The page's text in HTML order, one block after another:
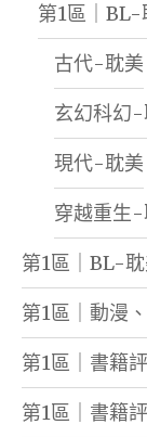
第1區｜
古代-耽美
玄幻科幻-
現代-耽美
穿越重生-
第1區｜BL-
第1區｜動漫
第1區｜書籍
第1區｜書籍